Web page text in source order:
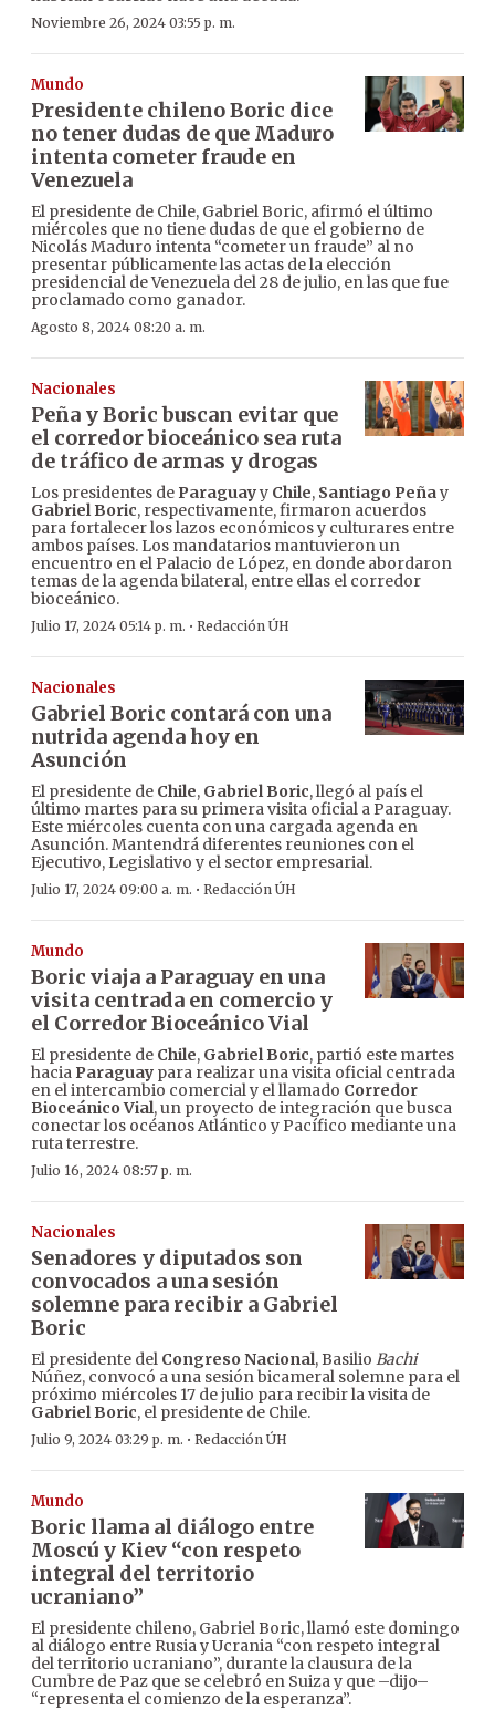
Noviembre 26, 2024 03:55 p. m.
Mundo
Presidente chileno Boric dice
no tener dudas de que Maduro
intenta cometer fraude en
Venezuela
El presidente de Chile, Gabriel Boric, afirmó el último
miércoles que no tiene dudas de que el gobierno de
Nicolás Maduro intenta “cometer un fraude” al no
presentar públicamente las actas de la elección
presidencial de Venezuela del 28 de julio, en las que fue
proclamado como ganador.
Agosto 8, 2024 08:20 a. m.
Nacionales
Peña y Boric buscan evitar que
el corredor bioceánico sea ruta
de tráfico de armas y drogas
Los presidentes de Paraguayy Chile, Santiago Peñay
Gabriel Boric, respectivamente, firmaron acuerdos
para fortalecer los lazos económicos y culturares entre
ambos países. Los mandatarios mantuvieron un
encuentro en el Palacio de López, en donde abordaron
temas de la agenda bilateral, entre ellas el corredor
bioceánico.
Julio 17, 2024 05:14 p. m. · Redacción ÚH
Nacionales
Gabriel Boric contará con una
nutrida agenda hoy en
Asunción
El presidente de Chile, Gabriel Boric, llegó al país el
último martes para su primera visita oficial a Paraguay.
Este miércoles cuenta con una cargada agenda en
Asunción. Mantendrá diferentes reuniones con el
Ejecutivo, Legislativo y el sector empresarial.
Julio 17, 2024 09:00 a. m. · Redacción ÚH
Mundo
Boric viaja a Paraguay en una
visita centrada en comercio y
el Corredor Bioceánico Vial
El presidente de Chile, Gabriel Boric, partió este martes
hacia Paraguay para realizar una visita oficial centrada
en el intercambio comercial y el llamado Corredor
Bioceánico Vial, un proyecto de integración que busca
conectar los océanos Atlántico y Pacífico mediante una
ruta terrestre.
Julio 16, 2024 08:57 p. m.
Nacionales
Senadores y diputados son
convocados a una sesión
solemne para recibir a Gabriel
Boric
El presidente del Congreso Nacional, Basilio Bachi
Núñez, convocó a una sesión bicameral solemne para el
próximo miércoles 17 de julio para recibir la visita de
Gabriel Boric, el presidente de Chile.
Julio 9, 2024 03:29 p. m. · Redacción ÚH
Mundo
Boric llama al diálogo entre
Moscú y Kiev “con respeto
integral del territorio
ucraniano”
El presidente chileno, Gabriel Boric, llamó este domingo
al diálogo entre Rusia y Ucrania “con respeto integral
del territorio ucraniano”, durante la clausura de la
Cumbre de Paz que se celebró en Suiza y que –dijo–
“representa el comienzo de la esperanza”.